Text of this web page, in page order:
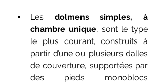
Les dolmens simples, à
chambre unique, sont le type
le plus courant, construits à
partir d’une ou plusieurs dalles
de couverture, supportées par
des pieds monoblocs